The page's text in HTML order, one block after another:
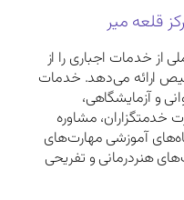
قلعه میر
از خدمات اجباری را از
ارائه می‌دهد. خدمات
و آزمایشگاهی،
خدمتگزاران، مشاوره
آموزشی مهارت‌های
هنردرمانی و تفریحی